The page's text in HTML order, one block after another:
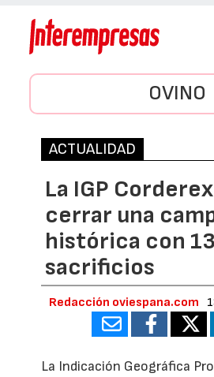
OVINO
ACTUALIDAD
La IGP
cerrar una
histórica con
sacrificios
Redacción oviespana.com
La Indicación Geográfica